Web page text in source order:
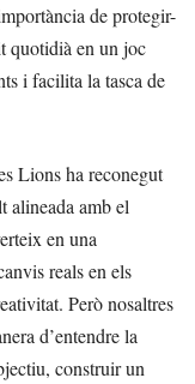
de protegir-
quotidià en un joc
i facilita la tasca de
Lions ha reconegut
alineada amb el
en una
reals en els
Però nosaltres
d’entendre la
construir un